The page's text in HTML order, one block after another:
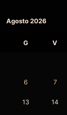
Agosto 2026
G V
6 7
13 14